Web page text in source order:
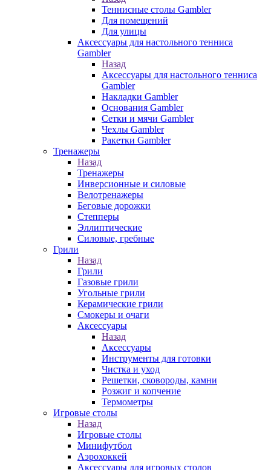
Теннисные столы Gambler
Для помещений
Для улицы
Аксессуары для настольного тенниса
Gambler
Назад
Аксессуары для настольного тенниса
Gambler
Накладки Gambler
Основания Gambler
Сетки и мячи Gambler
Чехлы Gambler
Ракетки Gambler
Тренажеры
Назад
Тренажеры
Инверсионные и силовые
Велотренажеры
Беговые дорожки
Степперы
Эллиптические
Силовые, гребные
Грили
Назад
Грили
Газовые грили
Угольные грили
Керамические грили
Смокеры и очаги
Аксессуары
Назад
Аксессуары
Инструменты для готовки
Чистка и уход
Решетки, сковороды, камни
Розжиг и копчение
Термометры
Игровые столы
Назад
Игровые столы
Минифутбол
Аэрохоккей
Аксессуары для игровых столов